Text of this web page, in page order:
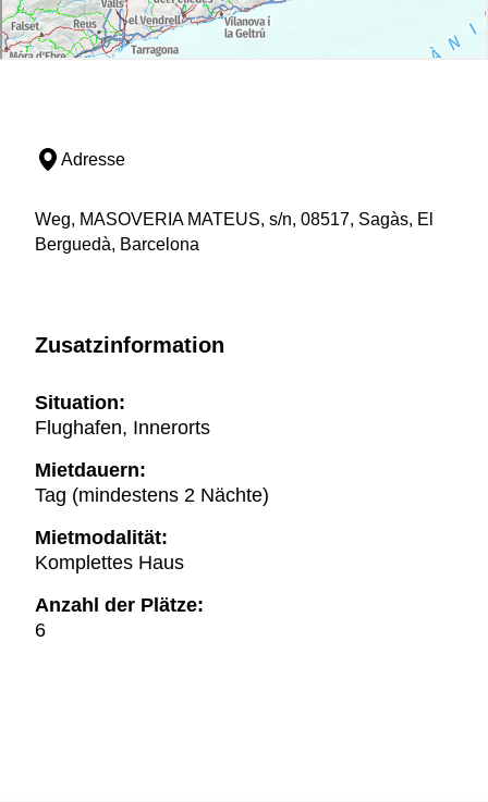
Adresse
Weg, MASOVERIA MATEUS, s/n, 08517, Sagàs, El
Berguedà, Barcelona
Zusatzinformation
Situation:
Flughafen, Innerorts
Mietdauern:
Tag (mindestens 2 Nächte)
Mietmodalität:
Komplettes Haus
Anzahl der Plätze:
6